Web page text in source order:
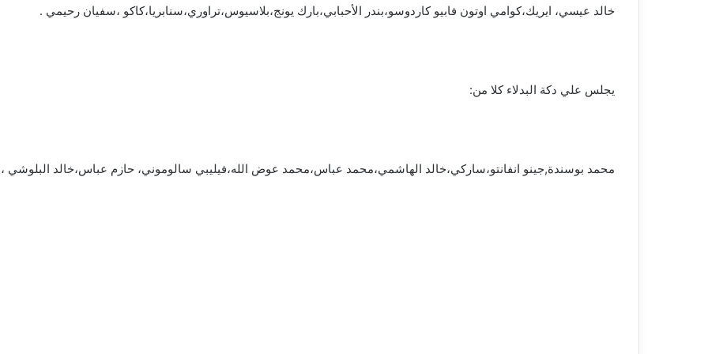
خالد عيسي، ايريك،كوامي اوتون فابيو كاردوسو،بندر الأحبابي،بارك يونج،بلاسيوس،تراوري،سنابريا،كاكو ،سفيان رحيمي .
يجلس علي دكة البدلاء كلا من:
محمد بوسندة,جينو انفانتو،ساركي،خالد الهاشمي،محمد عباس،محمد عوض الله،فيليبي سالوموني، حازم عباس،خالد البلوشي